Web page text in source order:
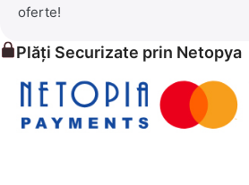
oferte!
Plăți Securizate prin Netopya